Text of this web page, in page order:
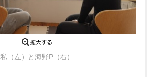
私（左）と海野P（右）